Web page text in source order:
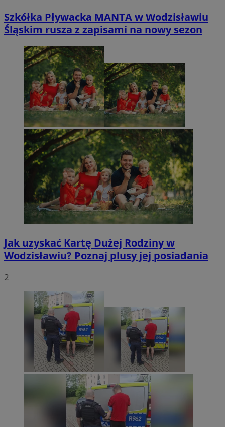
Szkółka Pływacka MANTA w Wodzisławiu
Śląskim rusza z zapisami na nowy sezon
Jak uzyskać Kartę Dużej Rodziny w
Wodzisławiu? Poznaj plusy jej posiadania
2